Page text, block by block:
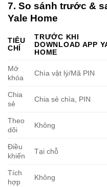
7. So sánh trước &
Yale Home
TIÊU
CHÍ
TRƯỚC KHI
DOWNLOAD APP
HOME
Mở
khóa
Chìa vật lý/Mã PIN
Chia
sẻ
Chia sẻ chìa, PIN
Theo
dõi
Không
Điều
khiển
Tại chỗ
Tích
hợp
Không